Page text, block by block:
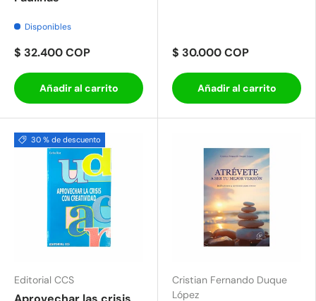
Disponibles
$ 32.400 COP
Añadir al carrito
$ 30.000 COP
Añadir al carrito
30 % de descuento
Editorial CCS
Cristian Fernando Duque
López